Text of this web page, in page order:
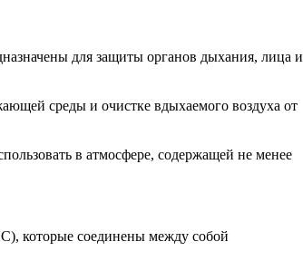
для защиты органов дыхания, лица и
среды и очистке вдыхаемого воздуха от
в атмосфере, содержащей не менее
которые соединены между собой